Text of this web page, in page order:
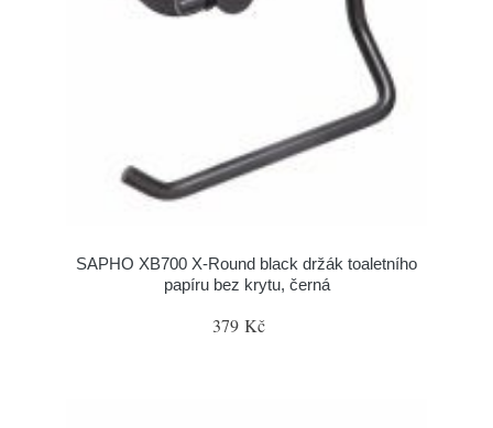
SAPHO XB700 X-Round black držák toaletního
papíru bez krytu, černá
379 Kč